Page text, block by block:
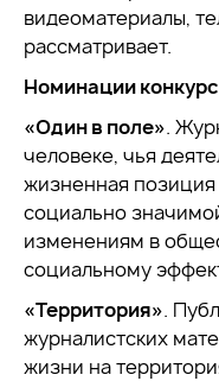
видеоматериалы,
рассматривает.
Номинации
«Один в поле».
человеке, чья
жизненная
социально
изменениям в
социальному
«Территория».
журналистских
жизни на